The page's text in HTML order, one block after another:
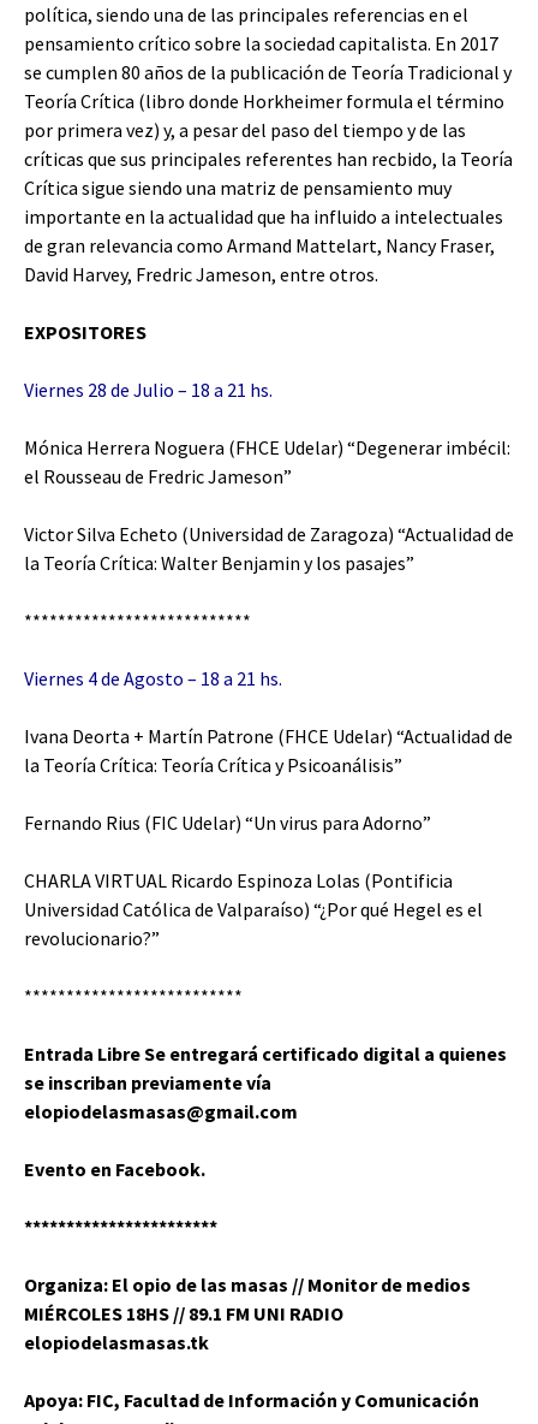
política, siendo una de las principales referencias en el
pensamiento crítico sobre la sociedad capitalista. En 2017
se cumplen 80 años de la publicación de Teoría Tradicional y
Teoría Crítica (libro donde Horkheimer formula el término
por primera vez) y, a pesar del paso del tiempo y de las
críticas que sus principales referentes han recbido, la Teoría
Crítica sigue siendo una matriz de pensamiento muy
importante en la actualidad que ha influido a intelectuales
de gran relevancia como Armand Mattelart, Nancy Fraser,
David Harvey, Fredric Jameson, entre otros.
EXPOSITORES
Viernes 28 de Julio – 18 a 21 hs.
Mónica Herrera Noguera (FHCE Udelar) “Degenerar imbécil:
el Rousseau de Fredric Jameson”
Victor Silva Echeto (Universidad de Zaragoza) “Actualidad de
la Teoría Crítica: Walter Benjamin y los pasajes”
***************************
Viernes 4 de Agosto – 18 a 21 hs.
Ivana Deorta + Martín Patrone (FHCE Udelar) “Actualidad de
la Teoría Crítica: Teoría Crítica y Psicoanálisis”
Fernando Rius (FIC Udelar) “Un virus para Adorno”
CHARLA VIRTUAL Ricardo Espinoza Lolas (Pontificia
Universidad Católica de Valparaíso) “¿Por qué Hegel es el
revolucionario?”
**************************
Entrada Libre Se entregará certificado digital a quienes
se inscriban previamente vía
elopiodelasmasas@gmail.com
Evento en Facebook.
***********************
Organiza: El opio de las masas // Monitor de medios
MIÉRCOLES 18HS // 89.1 FM UNI RADIO
elopiodelasmasas.tk
Apoya: FIC, Facultad de Información y Comunicación